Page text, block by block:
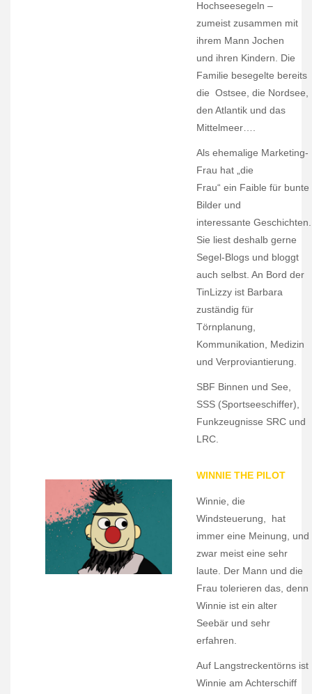
Hochseesegeln –
zumeist zusammen mit
ihrem Mann Jochen
und ihren Kindern. Die
Familie besegelte bereits
die Ostsee, die Nordsee,
den Atlantik und das
Mittelmeer….
Als ehemalige Marketing-
Frau hat „die
Frau“ ein Faible für bunte
Bilder und
interessante Geschichten.
Sie liest deshalb gerne
Segel-Blogs und bloggt
auch selbst. An Bord der
TinLizzy ist Barbara
zuständig für
Törnplanung,
Kommunikation, Medizin
und Verproviantierung.
SBF Binnen und See,
SSS (Sportseeschiffer),
Funkzeugnisse SRC und
LRC.
WINNIE THE PILOT
Winnie, die
Windsteuerung, hat
immer eine Meinung, und
zwar meist eine sehr
laute. Der Mann und die
Frau tolerieren das, denn
Winnie ist ein alter
Seebär und sehr
erfahren.
Auf Langstreckentörns ist
Winnie am Achterschiff